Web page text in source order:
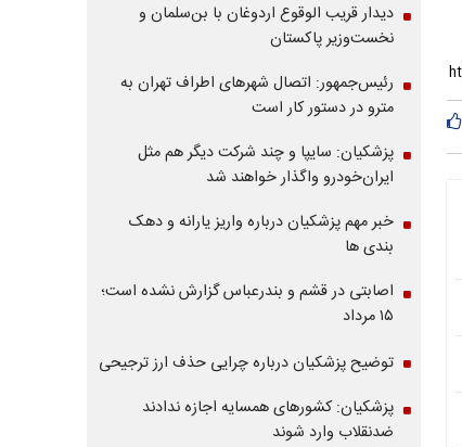
دیدار قریب الوقوع اردوغان با بن‌سلمان و
نخست‌وزیر پاکستان
رئیس‌جمهور: اتصال شهرهای اطراف تهران به
مترو در دستور کار است
پزشکیان: سایپا و چند شرکت دیگر هم مثل
ایران‌خودرو واگذار خواهند شد
خبر مهم پزشکیان درباره واریز یارانه و دهک
بندی ها
اصابتی در قشم و بندرعباس گزارش نشده است؛
۱۵ مرداد
توضیح پزشکیان درباره چرایی حذف ارز ترجیحی
پزشکیان: کشورهای همسایه اجازه ندادند
ضدنقلاب وارد شوند